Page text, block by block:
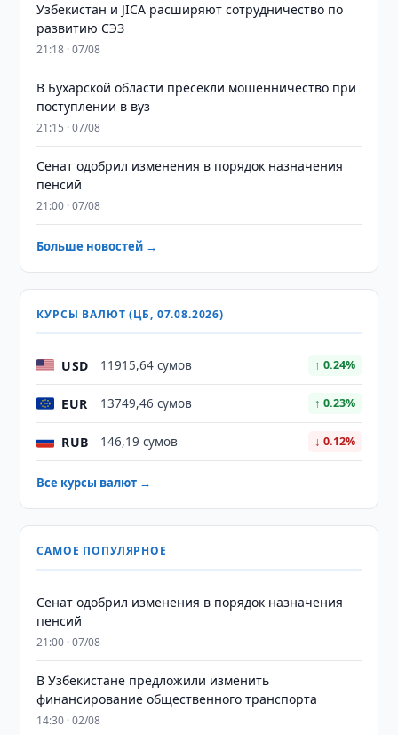
Узбекистан и JICA расширяют сотрудничество по
развитию СЭЗ
21:18 · 07/08
В Бухарской области пресекли мошенничество при
поступлении в вуз
21:15 · 07/08
Сенат одобрил изменения в порядок назначения
пенсий
21:00 · 07/08
Больше новостей →
КУРСЫ ВАЛЮТ (ЦБ, 07.08.2026)
USD 11915,64 сумов ↑ 0.24%
EUR 13749,46 сумов ↑ 0.23%
RUB 146,19 сумов ↓ 0.12%
Все курсы валют →
САМОЕ ПОПУЛЯРНОЕ
Сенат одобрил изменения в порядок назначения
пенсий
21:00 · 07/08
В Узбекистане предложили изменить
финансирование общественного транспорта
14:30 · 02/08